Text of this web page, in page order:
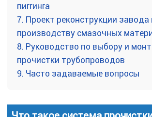
пиггинга
7. Проект реконструкции завода
производству смазочных
8. Руководство по выбору и
прочистки трубопроводов
9. Часто задаваемые вопросы